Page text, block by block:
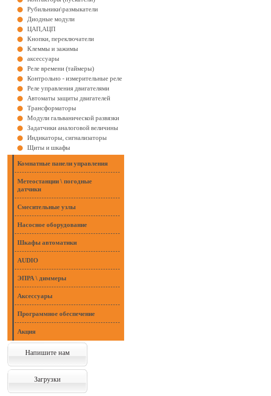
Рубильники\размыкатели
Диодные модули
ЦАП,АЦП
Кнопки, переключатели
Клеммы и зажимы
аксессуары
Реле времени (таймеры)
Контрольно - измерительные реле
Реле управления двигателями
Автоматы защиты двигателей
Трансформаторы
Модули гальванической развязки
Задатчики аналоговой величины
Индикаторы, сигнализаторы
Щиты и шкафы
Комнатные панели управления
Метеостанции \ погодные
датчики
Смесительные узлы
Насосное оборудование
Шкафы автоматики
AUDIO
ЭПРА \ диммеры
Аксессуары
Программное обеспечение
Акция
Напишите нам
Загрузки